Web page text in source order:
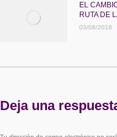
EL
RUTA DE
03/08/2018
Deja una